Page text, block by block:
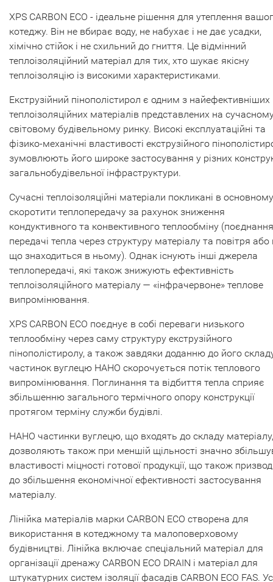
XPS CARBON ECO - ідеальне рішення для утеплення
котеджу. Він не вбирає воду, не набухає і не дає усадки,
хімічно стійок і не схильний до гниття. Це відмінний
теплоізоляційний матеріал для тих, хто шукає якісну
теплоізоляцію із високими характеристиками.
Екструзійний пінополістирол є одним з найефективніших
теплоізоляційних матеріалів представлених на
світовому будівельному ринку. Високі експлуатаційні та
фізико-механічні властивості екструзійного
зумовлюють його широке застосування у різних
загальнобудівельної інфраструктури.
Сучасні теплоізоляційні матеріали покликані в основному
скоротити теплопередачу за рахунок зниження
кондуктивного та конвективного теплообміну (поєднання
передачі тепла через структуру матеріалу та повітря або
що знаходиться в ньому). Однак існують інші джерела
теплопередачі, які також знижують ефективність
теплоізоляційного матеріалу — «інфрачервоне» теплове
випромінювання.
XPS CARBON ECO поєднує в собі переваги низького
теплообміну через саму структуру екструзійного
пінополістиролу, а також завдяки доданню до його
частинок вуглецю НАНО скорочується потік теплового
випромінювання. Поглинання та відбиття тепла сприяє
збільшенню загального термічного опору конструкції
протягом терміну служби будівлі.
НАНО частинки вуглецю, що входять до складу матеріалу,
дозволяють також при меншій щільності значно
властивості міцності готової продукції, що також
до збільшення економічної ефективності застосування
матеріалу.
Лінійка матеріалів марки CARBON ECO створена для
використання в котеджному та малоповерховому
будівництві. Лінійка включає спеціальний матеріал для
організації дренажу CARBON ECO DRAIN і матеріал для
штукатурних систем ізоляції фасадів CARBON ECO FAS.